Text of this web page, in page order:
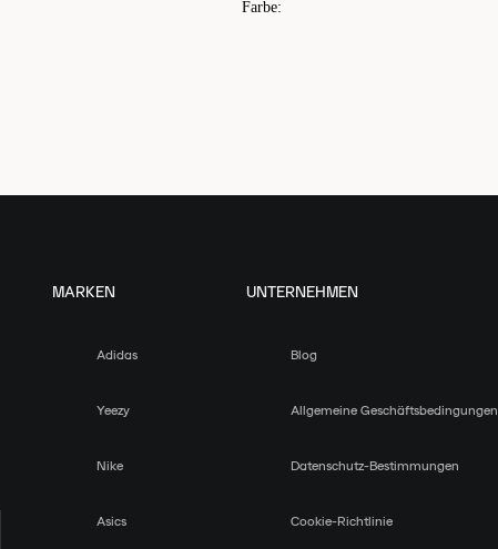
Farbe:
MARKEN
Adidas
Yeezy
Nike
Asics
UNTERNEHMEN
Blog
Allgemeine Geschäftsbedingungen
Datenschutz-Bestimmungen
Cookie-Richtlinie